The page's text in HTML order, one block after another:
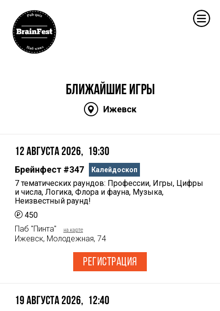
БЛИЖАЙШИЕ ИГРЫ
Ижевск
12 Августа 2026 19:30
Брейнфест #347 Калейдоскоп
7 тематических раундов: Профессии, Игры, Цифры
и числа, Логика, Флора и фауна, Музыка,
Неизвестный раунд!
450
Паб "Пинта"
на карте
Ижевск, Молодежная, 74
РЕГИСТРАЦИЯ
19 Августа 2026 12:40